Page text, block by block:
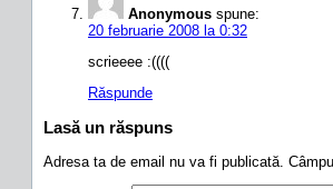
Anonymous spune:
20 februarie 2008 la 0:32
scrieeee :((((
Răspunde
Lasă un răspuns
Adresa ta de email nu va fi publicată.